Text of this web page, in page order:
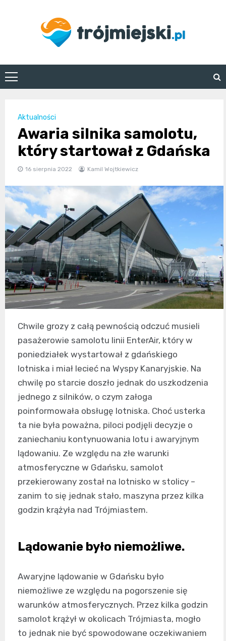
trojmiejski.pl
Aktualności
Awaria silnika samolotu,
który startował z Gdańska
16 sierpnia 2022 Kamil Wojtkiewicz
Chwile grozy z całą pewnością odczuć musieli
pasażerowie samolotu linii EnterAir, który w
poniedziałek wystartował z gdańskiego
lotniska i miał lecieć na Wyspy Kanaryjskie. Na
chwilę po starcie doszło jednak do uszkodzenia
jednego z silników, o czym załoga
poinformowała obsługę lotniska. Choć usterka
ta nie była poważna, piloci podjęli decyzje o
zaniechaniu kontynuowania lotu i awaryjnym
lądowaniu. Ze względu na złe warunki
atmosferyczne w Gdańsku, samolot
przekierowany został na lotnisko w stolicy –
zanim to się jednak stało, maszyna przez kilka
godzin krążyła nad Trójmiastem.
Lądowanie było niemożliwe.
Awaryjne lądowanie w Gdańsku było
niemożliwe ze względu na pogorszenie się
warunków atmosferycznych. Przez kilka godzin
samolot krążył w okolicach Trójmiasta, mogło
to jednak nie być spowodowane oczekiwaniem